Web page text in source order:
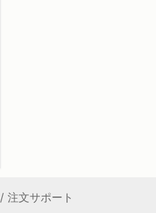
注文サポート